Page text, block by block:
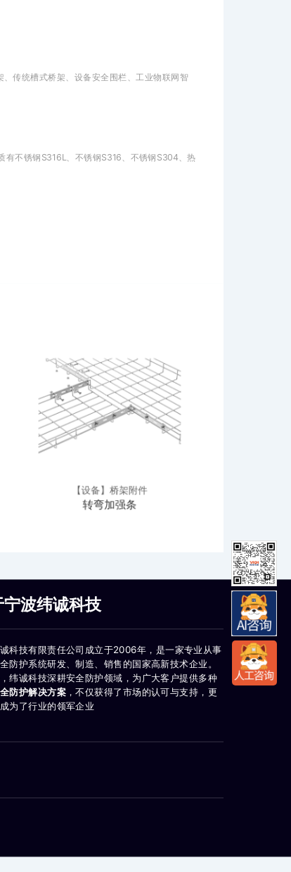
传统槽式桥架、设备安全围栏、工业物联网智
有不锈钢S316L、不锈钢S316、不锈钢S304、热
【设备】桥架附件
转弯加强条
宁波纬诚科技
科技有限责任公司成立于2006年，是一家专业从事
防护系统研发、制造、销售的国家高新技术企业。
纬诚科技深耕安全防护领域，为广大客户提供多种
防护解决方案，不仅获得了市场的认可与支持，更
为了行业的领军企业